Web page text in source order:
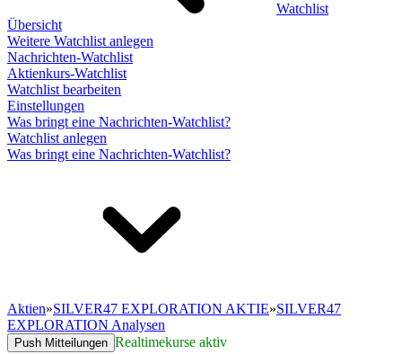
Watchlist
Übersicht
Weitere Watchlist anlegen
Nachrichten-Watchlist
Aktienkurs-Watchlist
Watchlist bearbeiten
Einstellungen
Was bringt eine Nachrichten-Watchlist?
Watchlist anlegen
Was bringt eine Nachrichten-Watchlist?
Aktien»SILVER47 EXPLORATION AKTIE»SILVER47
EXPLORATION Analysen
Push Mitteilungen Realtimekurse aktiv